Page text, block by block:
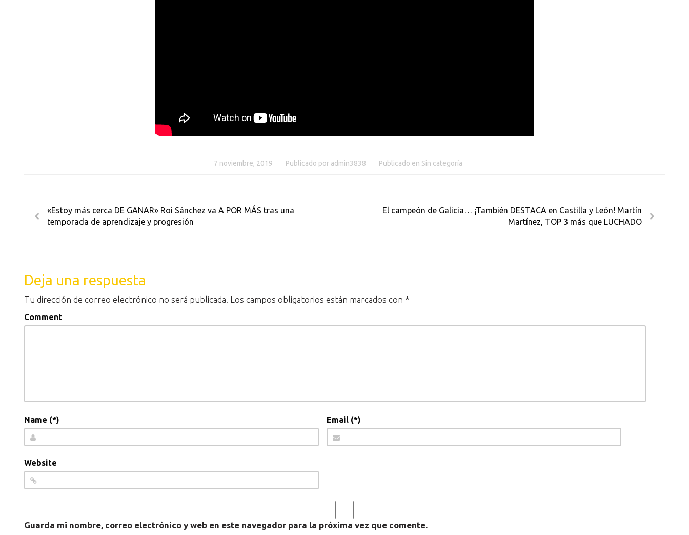
7 noviembre, 2019 Publicado por admin3838 Publicado en Sin categoría
«Estoy más cerca DE GANAR» Roi Sánchez va A POR MÁS tras una
temporada de aprendizaje y progresión
El campeón de Galicia… ¡También DESTACA en Castilla y León! Martín
Martínez, TOP 3 más que LUCHADO
Deja una respuesta
Tu dirección de correo electrónico no será publicada. Los campos obligatorios están marcados con *
Comment
Name (*) Email (*)
Website
Guarda mi nombre, correo electrónico y web en este navegador para la próxima vez que comente.